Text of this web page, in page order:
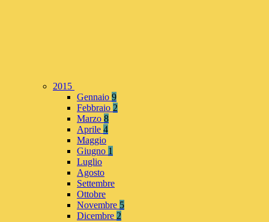
2015
Gennaio 9
Febbraio 2
Marzo 8
Aprile 4
Maggio
Giugno 1
Luglio
Agosto
Settembre
Ottobre
Novembre 5
Dicembre 2